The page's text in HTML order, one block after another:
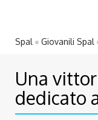
Spal Giovanili Spal
Una
dedicato